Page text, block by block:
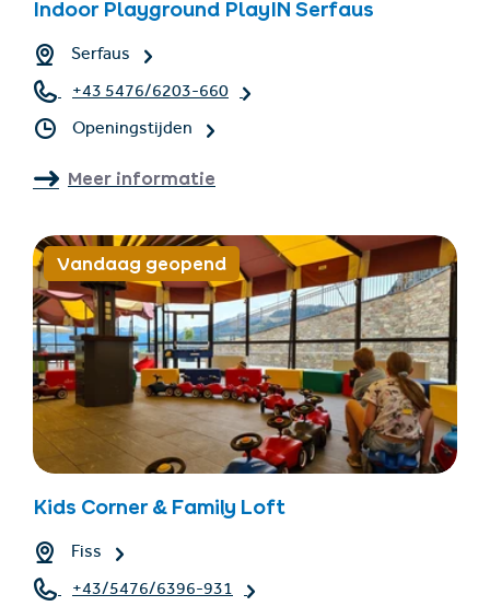
Indoor Playground PlayIN Serfaus
Serfaus
+43 5476/6203-660
Openingstijden
Meer informatie
Vandaag geopend
Kids Corner & Family Loft
Fiss
+43/5476/6396-931